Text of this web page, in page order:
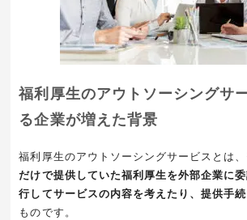
福利厚生のアウトソーシングサ
る企業が増えた背景
福利厚生のアウトソーシングサービスとは、
だけで提供していた福利厚生を外部企業に
行してサービスの内容を考えたり、提供手続
ものです。